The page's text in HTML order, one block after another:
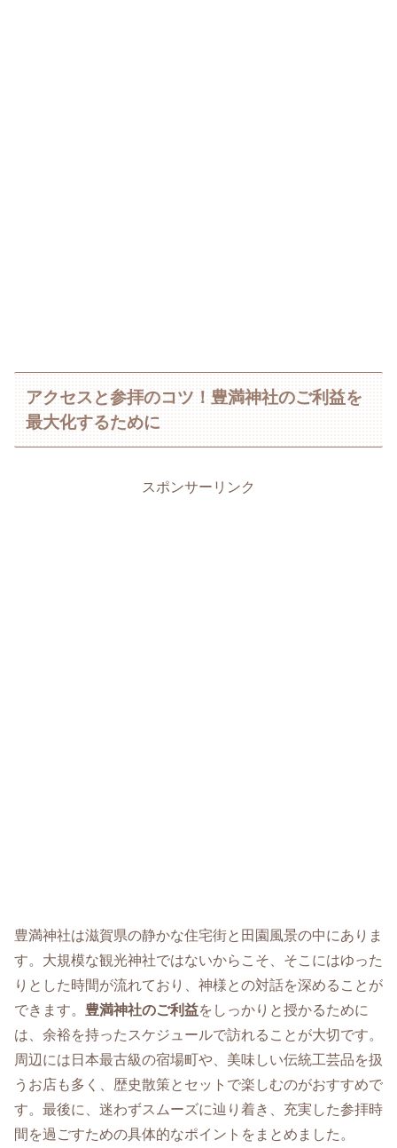
アクセスと参拝のコツ！豊満神社のご利益を
最大化するために
スポンサーリンク
豊満神社は滋賀県の静かな住宅街と田園風景の中にありま
す。大規模な観光神社ではないからこそ、そこにはゆった
りとした時間が流れており、神様との対話を深めることが
できます。 豊満神社のご利益をしっかりと授かるために
は、余裕を持ったスケジュールで訪れることが大切です。
周辺には日本最古級の宿場町や、美味しい伝統工芸品を扱
うお店も多く、歴史散策とセットで楽しむのがおすすめで
す。最後に、迷わずスムーズに辿り着き、充実した参拝時
間を過ごすための具体的なポイントをまとめました。